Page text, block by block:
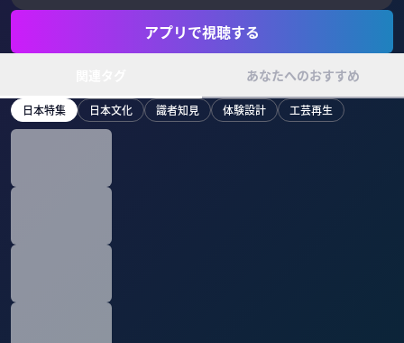
アプリで視聴する
あなたへのおすすめ
日本特集 日本文化 識者知見 体験設計 工芸再生